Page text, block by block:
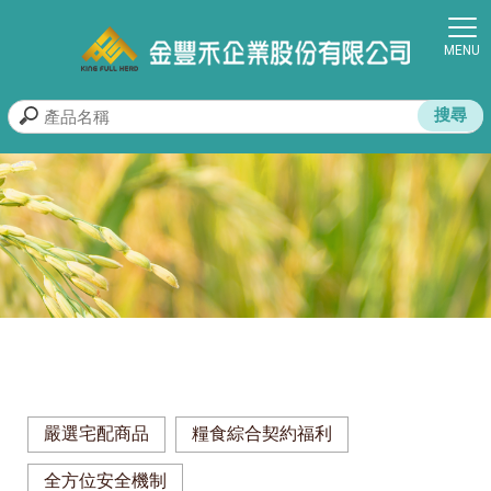
嚴選宅配商品 糧食綜合契約福利
全方位安全機制